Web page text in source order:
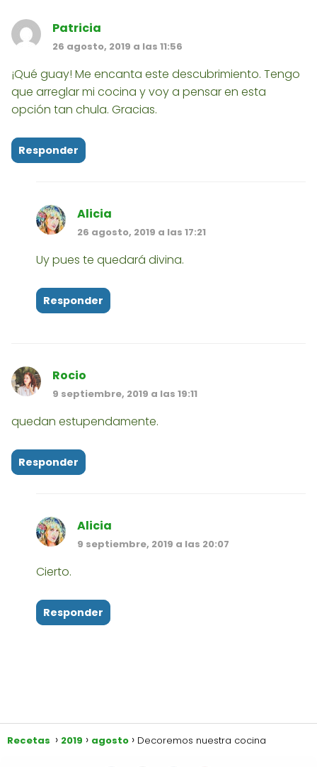
Patricia
26 agosto, 2019 a las 11:56
¡Qué guay! Me encanta este descubrimiento. Tengo
que arreglar mi cocina y voy a pensar en esta
opción tan chula. Gracias.
Responder
Alicia
26 agosto, 2019 a las 17:21
Uy pues te quedará divina.
Responder
Rocio
9 septiembre, 2019 a las 19:11
quedan estupendamente.
Responder
Alicia
9 septiembre, 2019 a las 20:07
Cierto.
Responder
Recetas 2019 agosto Decoremos nuestra cocina